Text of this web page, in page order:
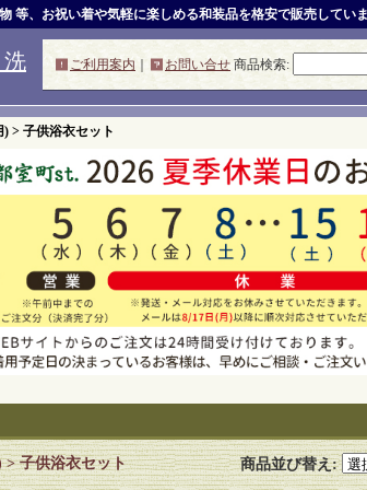
等、お祝い着や気軽に楽しめる和装品を格安で販売してい
洗
ご利用案内 お問い合せ 商品検索:
> 子供浴衣セット
> 子供浴衣セット 商品並び替え: